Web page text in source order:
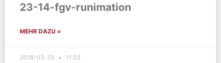
23-14-fgv-runimation
MEHR DAZU »
2018-03-13 11:32